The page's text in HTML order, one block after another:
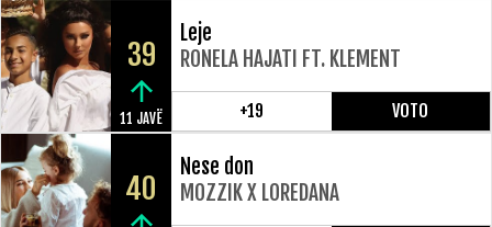
39
11 JAVË
Leje
RONELA HAJATI FT. KLEMENT
+19 VOTO
40
Nese don
MOZZIK X LOREDANA